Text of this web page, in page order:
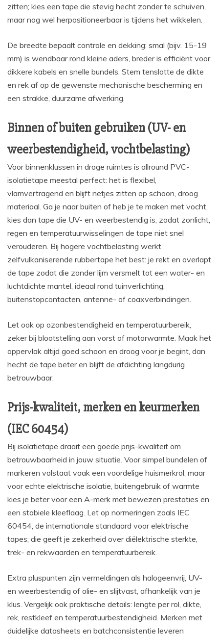
zitten; kies een tape die stevig hecht zonder te schuiven,
maar nog wel herpositioneerbaar is tijdens het wikkelen.
De breedte bepaalt controle en dekking: smal (bijv. 15-19
mm) is wendbaar rond kleine aders, breder is efficiënt voor
dikkere kabels en snelle bundels. Stem tenslotte de dikte
en rek af op de gewenste mechanische bescherming en
een strakke, duurzame afwerking.
Binnen of buiten gebruiken (UV- en
weerbestendigheid, vochtbelasting)
Voor binnenklussen in droge ruimtes is allround PVC-
isolatietape meestal perfect: het is flexibel,
vlamvertragend en blijft netjes zitten op schoon, droog
materiaal. Ga je naar buiten of heb je te maken met vocht,
kies dan tape die UV- en weerbestendig is, zodat zonlicht,
regen en temperatuurwisselingen de tape niet snel
verouderen. Bij hogere vochtbelasting werkt
zelfvulkaniserende rubbertape het best: je rekt en overlapt
de tape zodat die zonder lijm versmelt tot een water- en
luchtdichte mantel, ideaal rond tuinverlichting,
buitenstopcontacten, antenne- of coaxverbindingen.
Let ook op ozonbestendigheid en temperatuurbereik,
zeker bij blootstelling aan vorst of motorwarmte. Maak het
oppervlak altijd goed schoon en droog voor je begint, dan
hecht de tape beter en blijft de afdichting langdurig
betrouwbaar.
Prijs-kwaliteit, merken en keurmerken
(IEC 60454)
Bij isolatietape draait een goede prijs-kwaliteit om
betrouwbaarheid in jouw situatie. Voor simpel bundelen of
markeren volstaat vaak een voordelige huismerkrol, maar
voor echte elektrische isolatie, buitengebruik of warmte
kies je beter voor een A-merk met bewezen prestaties en
een stabiele kleeflaag. Let op normeringen zoals IEC
60454, de internationale standaard voor elektrische
tapes; die geeft je zekerheid over diëlektrische sterkte,
trek- en rekwaarden en temperatuurbereik.
Extra pluspunten zijn vermeldingen als halogeenvrij, UV-
en weerbestendig of olie- en slijtvast, afhankelijk van je
klus. Vergelijk ook praktische details: lengte per rol, dikte,
rek, restkleef en temperatuurbestendigheid. Merken met
duidelijke datasheets en batchconsistentie leveren